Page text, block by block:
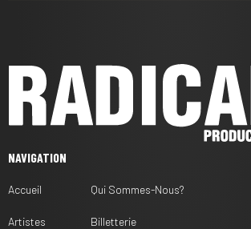
NAVIGATION
Accueil
Artistes
Qui Sommes-Nous?
Billetterie